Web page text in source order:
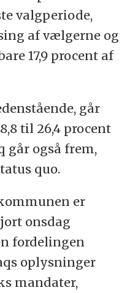
valgperiode,
af vælgerne og
17,9 procent af
går
til 26,4 procent
går også frem,
quo.
er
onsdag
fordelingen
oplysninger
mandater,